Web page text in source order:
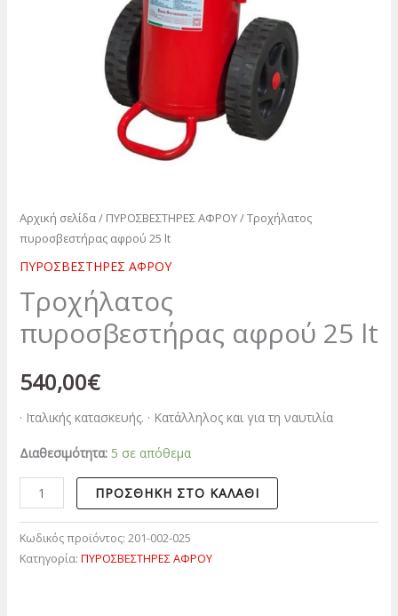
Αρχική σελίδα/ ΠΥΡΟΣΒΕΣΤΗΡΕΣ ΑΦΡΟΥ/ Τροχήλατος
πυροσβεστήρας αφρού 25 lt
ΠΥΡΟΣΒΕΣΤΗΡΕΣ ΑΦΡΟΥ
Τροχήλατος
πυροσβεστήρας αφρού 25 lt
540,00€
· Ιταλικής κατασκευής. · Κατάλληλος και για τη ναυτιλία
Διαθεσιμότητα: 5 σε απόθεμα
ΠΡΟΣΘΉΚΗ ΣΤΟ ΚΑΛΆΘΙ
Κωδικός προϊόντος: 201-002-025
Κατηγορία: ΠΥΡΟΣΒΕΣΤΗΡΕΣ ΑΦΡΟΥ